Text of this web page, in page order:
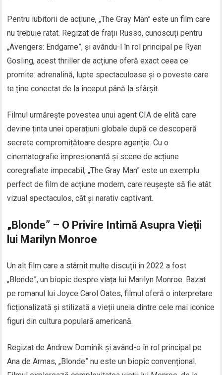
Pentru iubitorii de acțiune, „The Gray Man” este un film care
nu trebuie ratat. Regizat de frații Russo, cunoscuți pentru
„Avengers: Endgame”, și avându-l în rol principal pe Ryan
Gosling, acest thriller de acțiune oferă exact ceea ce
promite: adrenalină, lupte spectaculoase și o poveste care
te ține conectat de la început până la sfârșit.
Filmul urmărește povestea unui agent CIA de elită care
devine ținta unei operațiuni globale după ce descoperă
secrete compromițătoare despre agenție. Cu o
cinematografie impresionantă și scene de acțiune
coregrafiate impecabil, „The Gray Man” este un exemplu
perfect de film de acțiune modern, care reușește să fie atât
vizual spectaculos, cât și narativ captivant.
„Blonde” – O Privire Intimă Asupra Vieții
lui Marilyn Monroe
Un alt film care a stârnit multe discuții în 2022 a fost
„Blonde”, un biopic despre viața lui Marilyn Monroe. Bazat
pe romanul lui Joyce Carol Oates, filmul oferă o interpretare
ficționalizată și stilizată a vieții uneia dintre cele mai iconice
figuri din cultura populară americană.
Regizat de Andrew Dominik și având-o în rol principal pe
Ana de Armas, „Blonde” nu este un biopic convențional.